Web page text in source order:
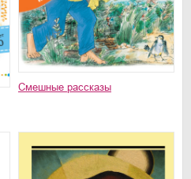
Смешные рассказы